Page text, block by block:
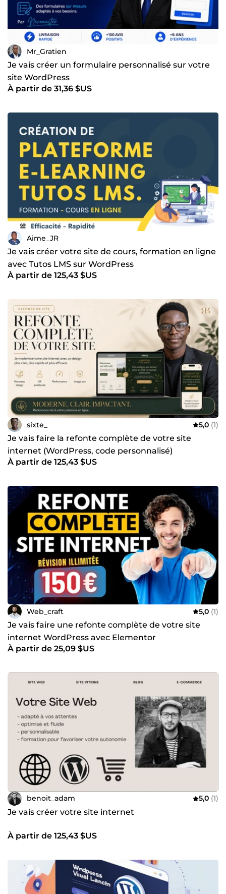
Mr_Gratien
Je vais créer un formulaire personnalisé sur votre
site WordPress
À partir de 31,36 $US
Aime_JR
Je vais créer votre site de cours, formation en ligne
avec Tutos LMS sur WordPress
À partir de 125,43 $US
sixte_ 5,0 (1)
Je vais faire la refonte complète de votre site
internet (WordPress, code personnalisé)
À partir de 125,43 $US
Web_craft 5,0 (1)
Je vais faire une refonte complète de votre site
internet WordPress avec Elementor
À partir de 25,09 $US
benoit_adam 5,0 (1)
Je vais créer votre site internet
À partir de 125,43 $US